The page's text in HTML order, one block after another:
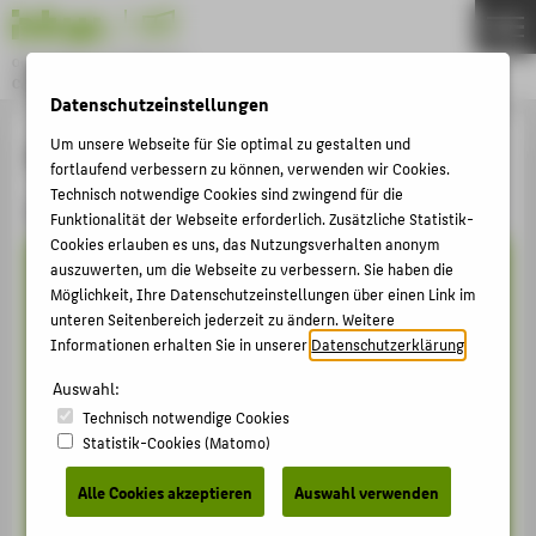
Online-Magazin der HTW Berlin
Menu
Archiv
2026
THEMEN
HOCHSCHULE
STUDIUM
LEHRE
FORSCHUNG
KARRIERE
GESICHTER
ARCHIV
Datenschutzeinstellungen
Um unsere Webseite für Sie optimal zu gestalten und
fortlaufend verbessern zu können, verwenden wir Cookies.
Technisch notwendige Cookies sind zwingend für die
Funktionalität der Webseite erforderlich. Zusätzliche Statistik-
Cookies erlauben es uns, das Nutzungsverhalten anonym
auszuwerten, um die Webseite zu verbessern. Sie haben die
Möglichkeit, Ihre Datenschutzeinstellungen über einen Link im
unteren Seitenbereich jederzeit zu ändern. Weitere
Informationen erhalten Sie in unsererDatenschutzerklärung
Auswahl:
Technisch notwendige Cookies
Statistik-Cookies (Matomo)
Alle Cookies akzeptieren Auswahl verwenden